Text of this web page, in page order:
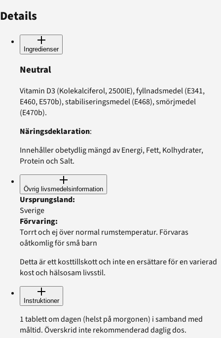
Details
Ingredienser
Neutral
Vitamin D3 (Kolekalciferol, 2500IE), fyllnadsmedel (E341,
E460, E570b), stabiliseringsmedel (E468), smörjmedel
(E470b).
Näringsdeklaration:
Innehåller obetydlig mängd av Energi, Fett, Kolhydrater,
Protein och Salt.
Övrig livsmedelsinformation
Ursprungsland:
Sverige
Förvaring:
Torrt och ej över normal rumstemperatur. Förvaras
oåtkomlig för små barn
Detta är ett kosttillskott och inte en ersättare för en varierad
kost och hälsosam livsstil.
Instruktioner
1 tablett om dagen (helst på morgonen) i samband med
måltid. Överskrid inte rekommenderad daglig dos.